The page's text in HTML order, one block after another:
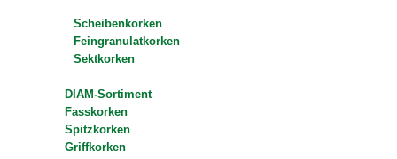
Scheibenkorken
Feingranulatkorken
Sektkorken
DIAM-Sortiment
Fasskorken
Spitzkorken
Griffkorken